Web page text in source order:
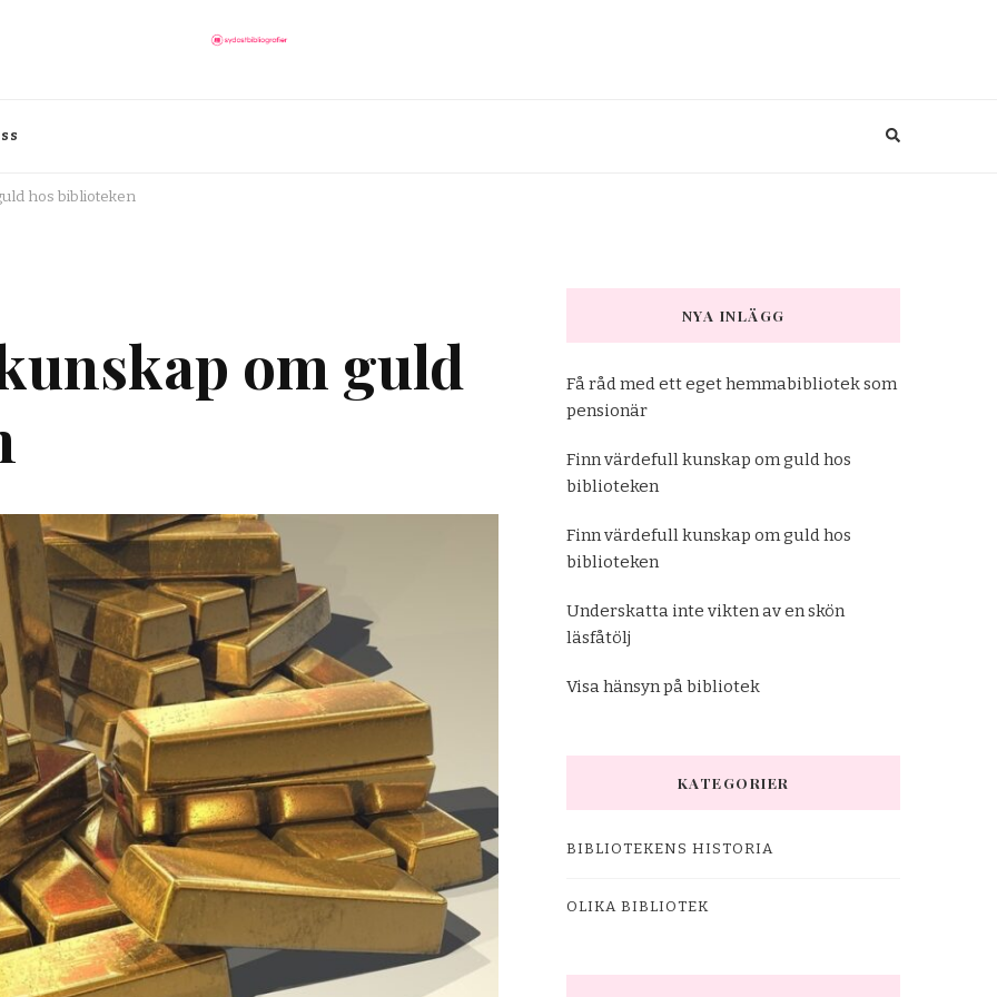
hos biblioteken
om guld
NYA INLÄGG
Få råd med ett eget hemmabibliotek som
pensionär
Finn värdefull kunskap om guld hos
biblioteken
Finn värdefull kunskap om guld hos
biblioteken
Underskatta inte vikten av en skön
läsfåtölj
Visa hänsyn på bibliotek
KATEGORIER
BIBLIOTEKENS HISTORIA
OLIKA BIBLIOTEK